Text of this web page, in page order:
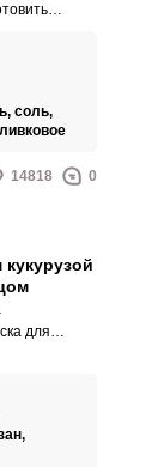
и
соль,
14818 0
для